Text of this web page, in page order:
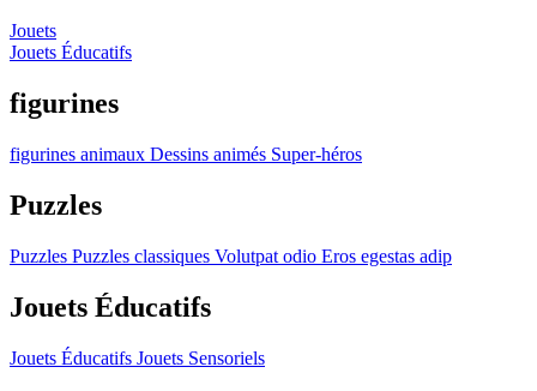
Jouets
Jouets Éducatifs
figurines
figurines animaux Dessins animés Super-héros
Puzzles
Puzzles Puzzles classiques Volutpat odio Eros egestas adip
Jouets Éducatifs
Jouets Éducatifs Jouets Sensoriels